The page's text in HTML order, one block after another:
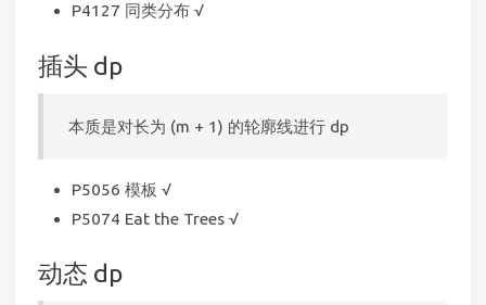
P4127 同类分布 √
插头 dp
本质是对长为 (m + 1) 的轮廓线进行 dp
P5056 模板 √
P5074 Eat the Trees √
动态 dp